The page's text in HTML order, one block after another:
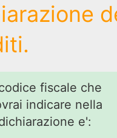
fiscale che
indicare nella
e':